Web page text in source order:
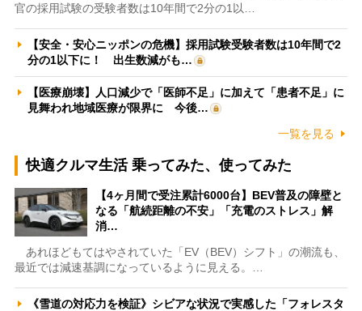
官の採用試験の受験者数は10年間で2分の1以…
【安全・安心ニッポンの危機】採用試験受験者数は10年間で2
分の1以下に！ 出生数減がも…
【医療崩壊】人口減少で「医師不足」に加えて「患者不足」に
見舞われ地域医療が限界に 今後…
一覧を見る
快適クルマ生活 乗ってみた、使ってみた
【4ヶ月間で受注累計6000台】BEV普及の障壁と
なる「航続距離の不安」「充電のストレス」解
消…
あれほどもてはやされていた「EV（BEV）シフト」の潮流も、
最近では減速基調になっているように見える。…
《雪道の対応力を検証》シビアな状況で実感した「フォレスタ